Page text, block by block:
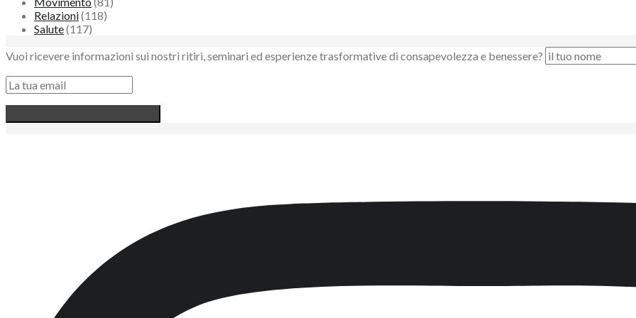
Relazioni(118)
Salute(117)
Vuoi ricevere informazioni sui nostri ritiri, seminari ed esperienze trasformative di consapevolezza e benessere?